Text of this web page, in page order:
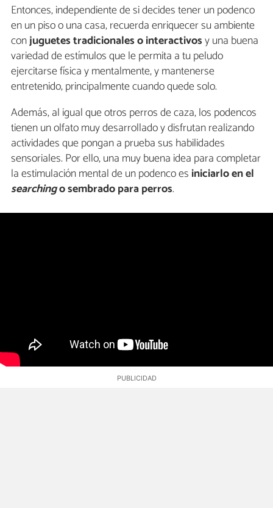
Entonces, independiente de si decides tener un podenco
en un piso o una casa, recuerda enriquecer su ambiente
conjuguetes tradicionales o interactivosy una buena
variedad de estímulos que le permita a tu peludo
ejercitarse física y mentalmente, y mantenerse
entretenido, principalmente cuando quede solo.
Además, al igual que otros perros de caza, los podencos
tienen un olfato muy desarrollado y disfrutan realizando
actividades que pongan a prueba sus habilidades
sensoriales. Por ello, una muy buena idea para completar
la estimulación mental de un podenco es iniciarlo en el
searchingo sembrado para perros.